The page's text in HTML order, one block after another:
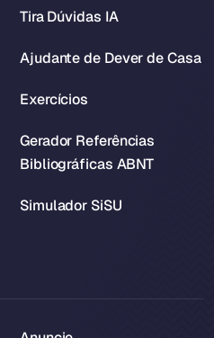
Tira Dúvidas IA
Ajudante de Dever de Casa
Exercícios
Gerador Referências
Bibliográficas ABNT
Simulador SiSU